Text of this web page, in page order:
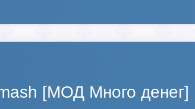
[МОД Много денег]